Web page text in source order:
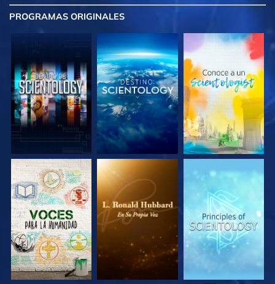
PROGRAMAS ORIGINALES
EXPLORA LAS
SERIES
EXPLORA LAS
SERIES
EXPLORA LAS
SERIES